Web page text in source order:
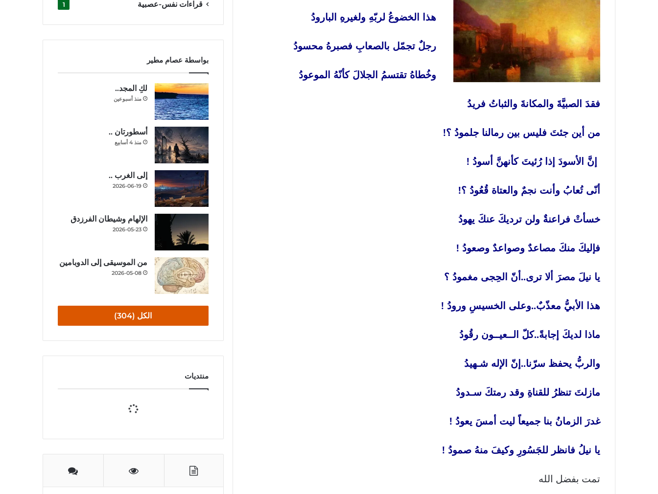
هذا الخضوعُ لربّهِ ولغيرهِ البارودُ
رجلٌ تجمّل بالصعابِ فصبرهُ محسودُ
وخُطاهُ تقتسمُ الجلالَ كأنّهُ الموعودُ
فقدَ الصبيَّةَ والمكانةَ والثباتُ فريدُ
من أين جئتَ فليس بين رمالنا جلمودُ ؟!
إنَّ الأسودَ إذا رُئيتَ كأنهنَّ أسودُ !
أنّى تُعابُ وأنت نجمٌ والعتاة قُعُودُ ؟!
خسأتْ فراعنةٌ ولن ترديكَ عنكَ يهودُ
فإليكَ منكَ مصاعدٌ وصواعدٌ وصعودُ !
يا نيلَ مصرَ ألا ترى..أنّ الحِجى مغمودُ ؟
هذا الأبيُّ معذّبٌ..وعلى الخسيسِ ورودُ !
ماذا لديكَ إجابةً..كلّ الــعيــون رقُودُ
والربُّ يحفظ سرّنا..إنّ الإله شـهيدُ
مازلتَ تنظرُ للقناةِ وقد رمتكَ سـدودُ
غدرَ الزمانُ بنا جميعاً ليت أمسَ يعودُ !
يا نيلُ فانظر للجَسُورِ وكيفَ منهُ صمودُ !
تمت بفضل الله
قراءات نفس-عصبية 1
بواسطة عصام مطير
لكِ المجد..
منذ أسبوعين
أسطورتان ..
منذ 4 أسابيع
إلى الغرب ..
2026-06-19
الإلهام وشيطان الفرزدق
2026-05-23
من الموسيقى إلى الدوبامين
2026-05-08
الكل (304)
منتديات